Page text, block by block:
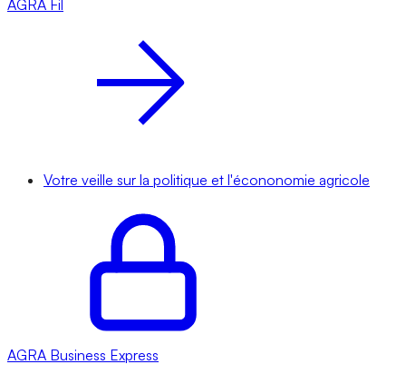
AGRA Fil
Votre veille sur la politique et l'écononomie agricole
AGRA Business Express